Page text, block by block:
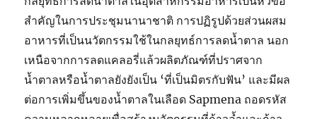
สำคัญในการประชุมนานาชาติ การปฏิรูปด้วยส่วนผสม
อาหารที่เป็นนวัตกรรมใช้ในกลยุทธ์การลดน้ำตาล นอก
เหนือจากการลดแคลอรี่แล้วผลิตภัณฑ์ที่ปราศจาก
น้ำตาลหรือน้ำตาลยังยังเป็น ‘ที่เป็นมิตรกับฟัน’ และมีผล
ต่อการเพิ่มขึ้นของน้ำตาลในเลือด Sapmena ถอดรหัส